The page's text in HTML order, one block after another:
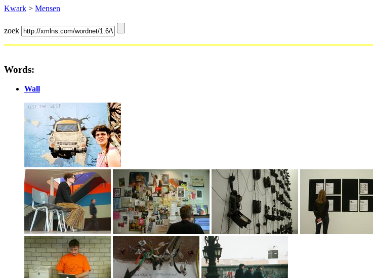
Kwark > Mensen
zoek
Words:
Wall